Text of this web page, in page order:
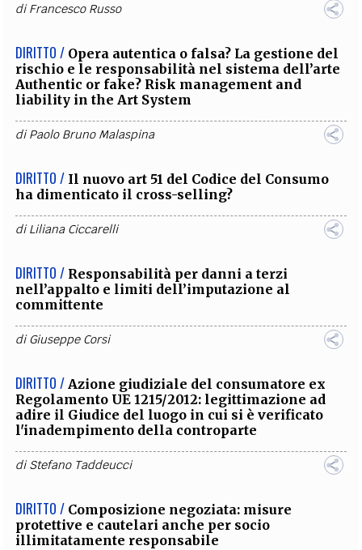
diFrancesco Russo
DIRITTO / Opera autentica o falsa? La gestione del
rischio e le responsabilità nel sistema dell’arte
Authentic or fake? Risk management and
liability in the Art System
diPaolo Bruno Malaspina
DIRITTO / Il nuovo art 51 del Codice del Consumo
ha dimenticato il cross-selling?
diLiliana Ciccarelli
DIRITTO / Responsabilità per danni a terzi
nell’appalto e limiti dell’imputazione al
committente
diGiuseppe Corsi
DIRITTO / Azione giudiziale del consumatore ex
Regolamento UE 1215/2012: legittimazione ad
adire il Giudice del luogo in cui si è verificato
l'inadempimento della controparte
diStefano Taddeucci
DIRITTO / Composizione negoziata: misure
protettive e cautelari anche per socio
illimitatamente responsabile